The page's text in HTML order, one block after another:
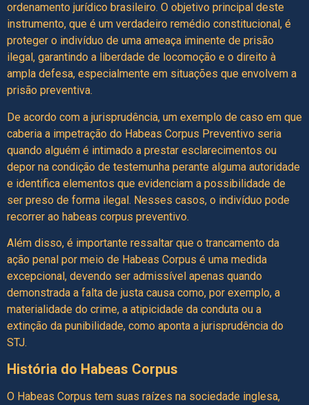
ordenamento jurídico brasileiro. O objetivo principal deste
instrumento, que é um verdadeiro remédio constitucional, é
proteger o indivíduo de uma ameaça iminente de prisão
ilegal, garantindo a liberdade de locomoção e o direito à
ampla defesa, especialmente em situações que envolvem a
prisão preventiva.
De acordo com a jurisprudência, um exemplo de caso em que
caberia a impetração do Habeas Corpus Preventivo seria
quando alguém é intimado a prestar esclarecimentos ou
depor na condição de testemunha perante alguma autoridade
e identifica elementos que evidenciam a possibilidade de
ser preso de forma ilegal. Nesses casos, o indivíduo pode
recorrer ao habeas corpus preventivo.
Além disso, é importante ressaltar que o trancamento da
ação penal por meio de Habeas Corpus é uma medida
excepcional, devendo ser admissível apenas quando
demonstrada a falta de justa causa como, por exemplo, a
materialidade do crime, a atipicidade da conduta ou a
extinção da punibilidade, como aponta a jurisprudência do
STJ.
História do Habeas Corpus
O Habeas Corpus tem suas raízes na sociedade inglesa,